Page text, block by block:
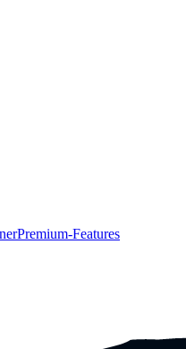
Premium-Features